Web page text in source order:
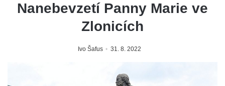
Nanebevzetí Panny Marie ve
Zlonicích
Ivo Šafus 31. 8. 2022